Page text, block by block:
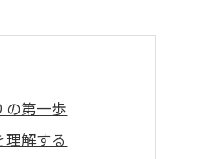
第一歩
解する